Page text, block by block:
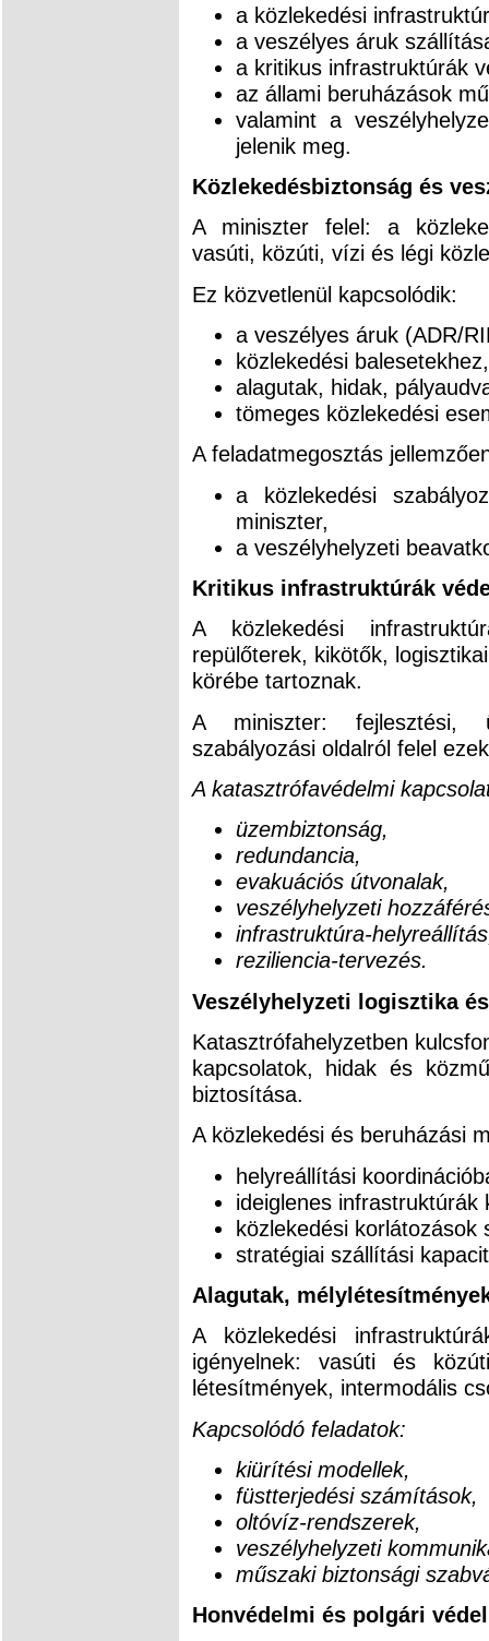
a közlekedési
a veszélyes áruk
a kritikus infrastruktúrák
az állami beruházások
valamint a
jelenik meg.
Közlekedésbiztonság és
A miniszter felel: a
vasúti, közúti, vízi és légi
Ez közvetlenül kapcsolódik:
a veszélyes áruk (ADR/
közlekedési balesetekhez,
alagutak, hidak,
tömeges közlekedési
A feladatmegosztás
a közlekedési
miniszter,
a veszélyhelyzeti
Kritikus infrastruktúrák
A közlekedési
repülőterek, kikötők,
körébe tartoznak.
A miniszter: fejlesztési,
szabályozási oldalról felel
A katasztrófavédelmi
üzembiztonság,
redundancia,
evakuációs útvonalak,
veszélyhelyzeti
infrastruktúra-
reziliencia-tervezés.
Veszélyhelyzeti logisztika
Katasztrófahelyzetben
kapcsolatok, hidak és
biztosítása.
A közlekedési és beruházási
helyreállítási
ideiglenes infrastruktúrák
közlekedési korlátozások
stratégiai szállítási
Alagutak,
A közlekedési
igényelnek: vasúti és
létesítmények, intermodális
Kapcsolódó feladatok:
kiürítési modellek,
füstterjedési számítások,
oltóvíz-rendszerek,
veszélyhelyzeti
műszaki biztonsági
Honvédelmi és polgári